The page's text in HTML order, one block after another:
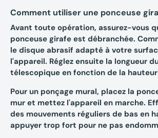
Comment utiliser une ponceuse
Avant toute opération, assurez-vous
ponceuse girafe est débranchée.
le disque abrasif adapté à votre
l'appareil. Réglez ensuite la longueur
télescopique en fonction de la
Pour un ponçage mural, placez la
mur et mettez l'appareil en marche.
des mouvements réguliers de bas en
appuyer trop fort pour ne pas